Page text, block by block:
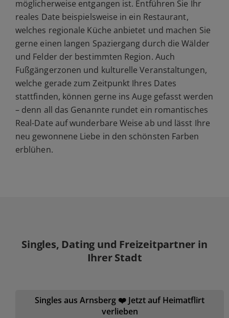
möglicherweise entgangen ist. Entführen Sie Ihr
reales Date beispielsweise in ein Restaurant,
welches regionale Küche anbietet und machen Sie
gerne einen langen Spaziergang durch die Wälder
und Felder der bestimmten Region. Auch
Fußgängerzonen und kulturelle Veranstaltungen,
welche gerade zum Zeitpunkt Ihres Dates
stattfinden, können gerne ins Auge gefasst werden
– denn all das Genannte rundet ein romantisches
Real-Date auf wunderbare Weise ab und lässt Ihre
neu gewonnene Liebe in den schönsten Farben
erblühen.
Singles, Dating und Freizeitpartner in
Ihrer Stadt
Singles aus Arnsberg ❤️ Jetzt auf Heimatflirt
verlieben